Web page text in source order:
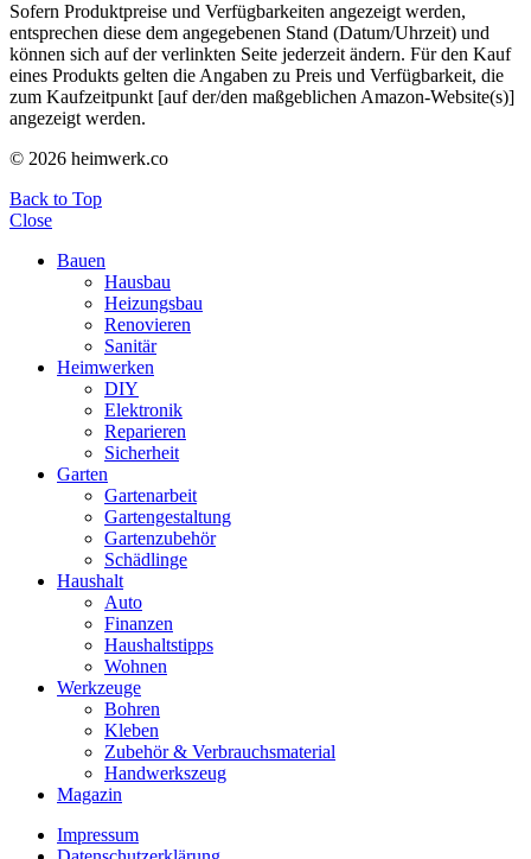
Sofern Produktpreise und Verfügbarkeiten angezeigt werden,
entsprechen diese dem angegebenen Stand (Datum/Uhrzeit) und
können sich auf der verlinkten Seite jederzeit ändern. Für den Kauf
eines Produkts gelten die Angaben zu Preis und Verfügbarkeit, die
zum Kaufzeitpunkt [auf der/den maßgeblichen Amazon-Website(s)]
angezeigt werden.
© 2026 heimwerk.co
Back to Top
Close
Bauen
Hausbau
Heizungsbau
Renovieren
Sanitär
Heimwerken
DIY
Elektronik
Reparieren
Sicherheit
Garten
Gartenarbeit
Gartengestaltung
Gartenzubehör
Schädlinge
Haushalt
Auto
Finanzen
Haushaltstipps
Wohnen
Werkzeuge
Bohren
Kleben
Zubehör & Verbrauchsmaterial
Handwerkszeug
Magazin
Impressum